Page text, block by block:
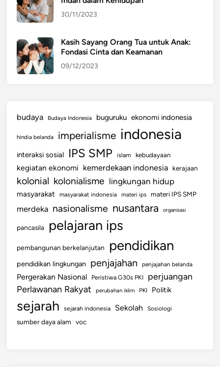
30/11/2023
Kasih Sayang Orang Tua untuk Anak:
Fondasi Cinta dan Keamanan
09/12/2023
budaya Budaya Indonesia buguruku ekonomi indonesia
hindia belanda imperialisme indonesia
interaksi sosial IPS SMP islam kebudayaan
kegiatan ekonomi kemerdekaan indonesia kerajaan
kolonial kolonialisme lingkungan hidup
masyarakat masyarakat indonesia materi ips materi IPS SMP
merdeka nasionalisme nusantara organisasi
pancasila pelajaran ips
pembangunan berkelanjutan pendidikan
pendidikan lingkungan penjajahan penjajahan belanda
Pergerakan Nasional Peristiwa G30s PKI perjuangan
Perlawanan Rakyat perubahan iklim PKI Politik
sejarah sejarah indonesia Sekolah Sosiologi
sumber daya alam voc